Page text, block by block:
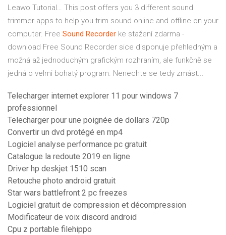
Leawo Tutorial… This post offers you 3 different sound
trimmer apps to help you trim sound online and offline on your
computer. Free Sound Recorder ke stažení zdarma -
download Free Sound Recorder sice disponuje přehledným a
možná až jednoduchým grafickým rozhraním, ale funkčně se
jedná o velmi bohatý program. Nenechte se tedy zmást...
Telecharger internet explorer 11 pour windows 7
professionnel
Telecharger pour une poignée de dollars 720p
Convertir un dvd protégé en mp4
Logiciel analyse performance pc gratuit
Catalogue la redoute 2019 en ligne
Driver hp deskjet 1510 scan
Retouche photo android gratuit
Star wars battlefront 2 pc freezes
Logiciel gratuit de compression et décompression
Modificateur de voix discord android
Cpu z portable filehippo